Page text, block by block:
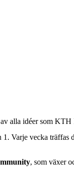
alla idéer som KTH
Varje vecka träffas
, som växer